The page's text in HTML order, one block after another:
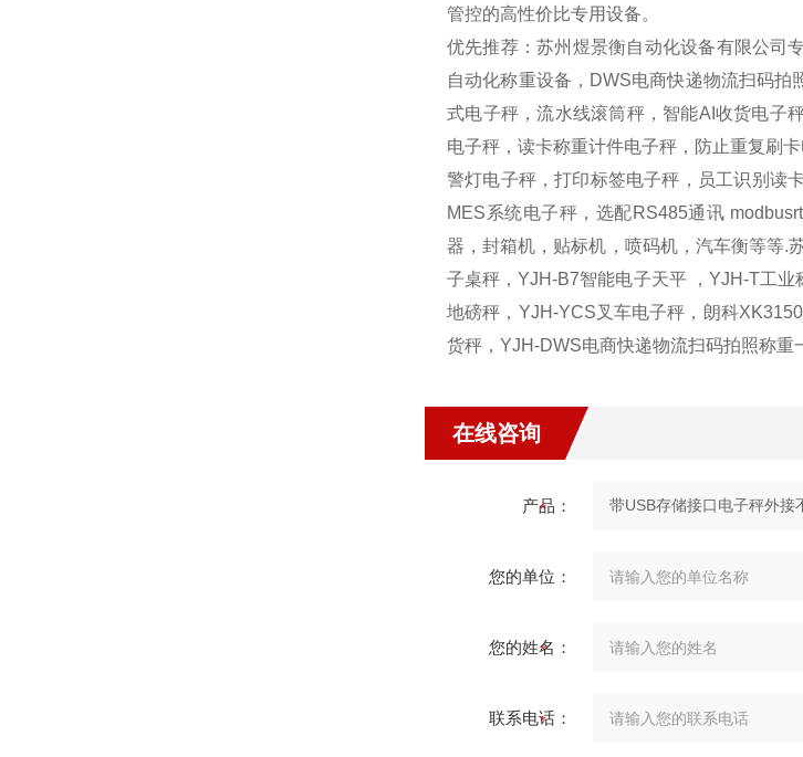
管控的高性价比专用设备。
优先推荐：苏州煜景衡自动化设备有限公司
自动化称重设备，DWS电商快递物流扫码
式电子秤，流水线滚筒秤，智能AI收货电子
电子秤，读卡称重计件电子秤，防止重复刷
警灯电子秤，打印标签电子秤，员工识别读
MES系统电子秤，选配RS485通讯
器，封箱机，贴标机，喷码机，汽车衡等等.
子桌秤，YJH-B7智能电子天平 ，YJH-T工
地磅秤，YJH-YCS叉车电子秤，朗科
货秤，YJH-DWS电商快递物流扫码拍照称重
在线咨询
产品：
您的单位：
您的姓名：
联系电话：